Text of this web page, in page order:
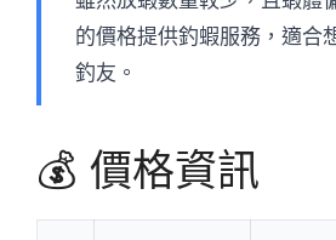
的價格提供釣蝦服務，適合
釣友。
💰 價格資訊